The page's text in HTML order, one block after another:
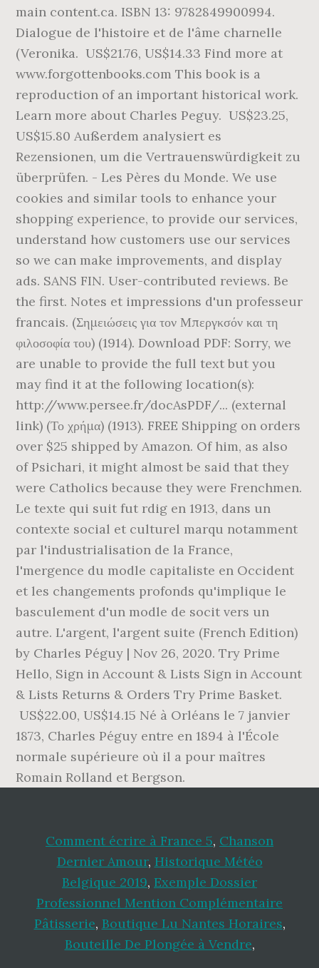
main content.ca. ISBN 13: 9782849900994.
Dialogue de l'histoire et de l'âme charnelle
(Veronika. US$21.76, US$14.33 Find more at
www.forgottenbooks.com This book is a
reproduction of an important historical work.
Learn more about Charles Peguy. US$23.25,
US$15.80 Außerdem analysiert es
Rezensionen, um die Vertrauenswürdigkeit zu
überprüfen. - Les Pères du Monde. We use
cookies and similar tools to enhance your
shopping experience, to provide our services,
understand how customers use our services
so we can make improvements, and display
ads. SANS FIN. User-contributed reviews. Be
the first. Notes et impressions d'un professeur
francais. (Σημειώσεις για τον Μπεργκσόν και τη
φιλοσοφία του) (1914). Download PDF: Sorry, we
are unable to provide the full text but you
may find it at the following location(s):
http://www.persee.fr/docAsPDF/... (external
link) (Το χρήμα) (1913). FREE Shipping on orders
over $25 shipped by Amazon. Of him, as also
of Psichari, it might almost be said that they
were Catholics because they were Frenchmen.
Le texte qui suit fut rdig en 1913, dans un
contexte social et culturel marqu notamment
par l'industrialisation de la France,
l'mergence du modle capitaliste en Occident
et les changements profonds qu'implique le
basculement d'un modle de socit vers un
autre. L'argent, l'argent suite (French Edition)
by Charles Péguy | Nov 26, 2020. Try Prime
Hello, Sign in Account & Lists Sign in Account
& Lists Returns & Orders Try Prime Basket.
US$22.00, US$14.15 Né à Orléans le 7 janvier
1873, Charles Péguy entre en 1894 à l'École
normale supérieure où il a pour maîtres
Romain Rolland et Bergson.
Comment écrire à France 5, Chanson
Dernier Amour, Historique Météo
Belgique 2019, Exemple Dossier
Professionnel Mention Complémentaire
Pâtisserie, Boutique Lu Nantes Horaires,
Bouteille De Plongée à Vendre,